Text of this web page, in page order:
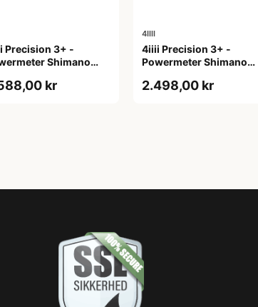
Precision 3+ -
Shimano
kr
4IIII
4iiii Precision 3+ -
Powermeter Shimano
170mm
2.498,00 kr